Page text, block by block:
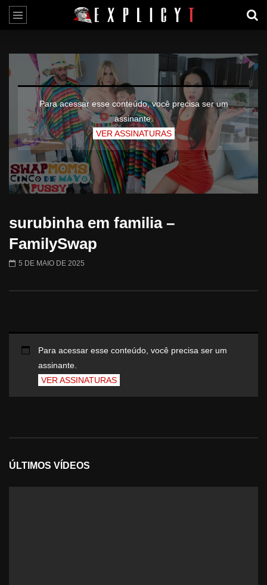
Para acessar esse conteúdo, você precisa ser um
assinante.
VER ASSINATURAS
surubinha em familia –
FamilySwap
5 DE MAIO DE 2025
Para acessar esse conteúdo, você precisa ser um
assinante.
VER ASSINATURAS
ÚLTIMOS VÍDEOS